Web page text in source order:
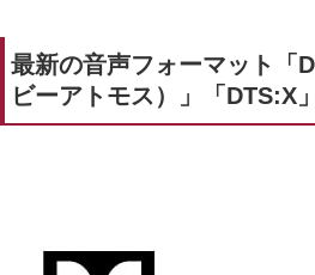
最新の音声フォーマット「
ビーアトモス）」「DTS:X